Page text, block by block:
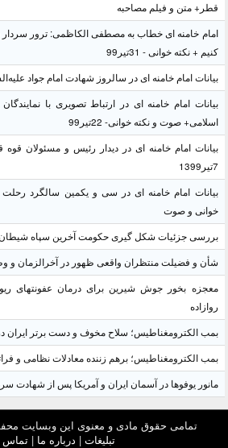
قطر+ متن و فیلم مصاحبه
امام خامنه ای خطاب به مصطفی الکاظمی: ترور
کنیم + نکته خوانی - 31تیر99
بیانات امام خامنه ای در سالروز شهادت امام جواد علیه‌السلام +
بیانات امام خامنه ای در ارتباط تصویری با
اسلامی+ صوت و نکته خوانی- 22تیر99
بیانات امام خامنه ای در دیدار رئیس و مسئولان
7تیر1399
بیانات امام خامنه ای در سی و یکمین سالگرد رحلت
خوانی و صوت
بررسی جزئیات شکل گیری حکومت آخرین سپاه
شأن و فضیلت منتظران واقعی ظهور در آخرالزمان و
معجزه بخور جوش شیرین برای درمان عفونتهای
روازاده
بمب الکترومغناطیس؛ سلاح مخوف و دست برتر ایران
بمب الکترومغناطیس؛ برهم زننده معادلات نظامی و
مانور یوفوها در آسمان ایران و آمریکا پس از شهادت
تمامی حقوق مادی و معنوی این وبسایت محفوظ
تبلیغات | درباره ما |تماس